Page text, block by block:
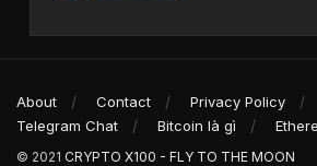
About Contact Privacy Policy
Telegram Chat
Bitcoin là gì
© 2021 CRYPTO X100 - FLY TO THE MOON